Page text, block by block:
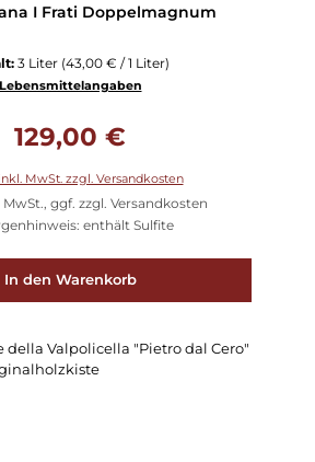
I Frati Doppelmagnum
3 Liter (43,00 € / 1 Liter)
Lebensmittelangaben
129,00 €
MwSt. zzgl. Versandkosten
ggf. zzgl. Versandkosten
enthält Sulfite
In den Warenkorb